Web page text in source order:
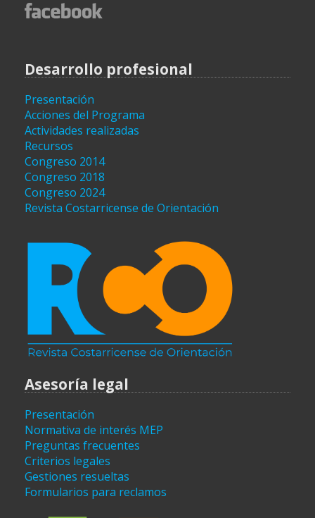
Desarrollo profesional
Presentación
Acciones del Programa
Actividades realizadas
Recursos
Congreso 2014
Congreso 2018
Congreso 2024
Revista Costarricense de Orientación
Asesoría legal
Presentación
Normativa de interés MEP
Preguntas frecuentes
Criterios legales
Gestiones resueltas
Formularios para reclamos